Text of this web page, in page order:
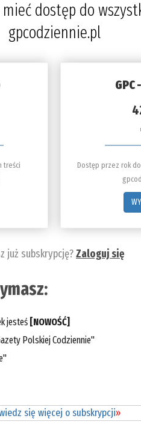
dostęp do
gpcodziennie.pl
treści
GPC
Dostęp przez rok
już subskrypcję?Zaloguj się
jesteś [NOWOŚĆ]
Polskiej Codziennie"
się więcej o subskrypcji»